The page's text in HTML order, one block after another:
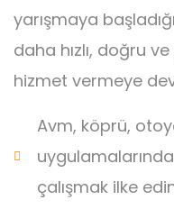
yarışmaya
daha hızlı, doğru
hizmet vermeye
Avm, köprü,
çalışmak ilke